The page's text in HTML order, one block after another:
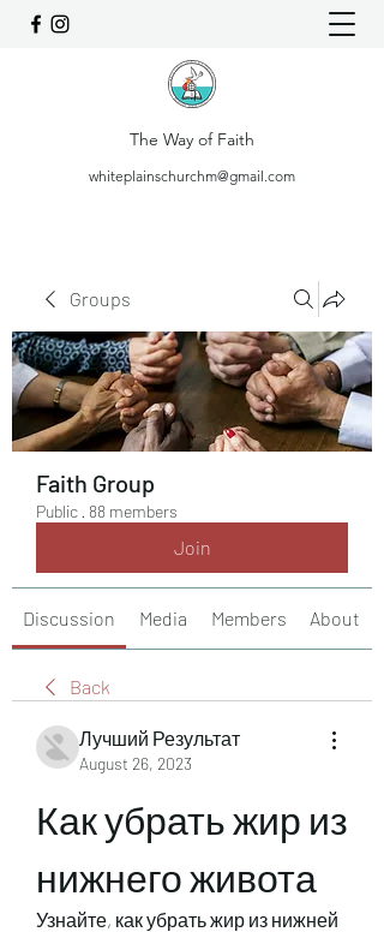
The Way of Faith
whiteplainschurchm@gmail.com
Groups
Faith Group
Public · 88 members
Join
Discussion Media Members About
Back
Лучший Результат
August 26, 2023
Как убрать жир из
нижнего живота
Узнайте, как убрать жир из нижней